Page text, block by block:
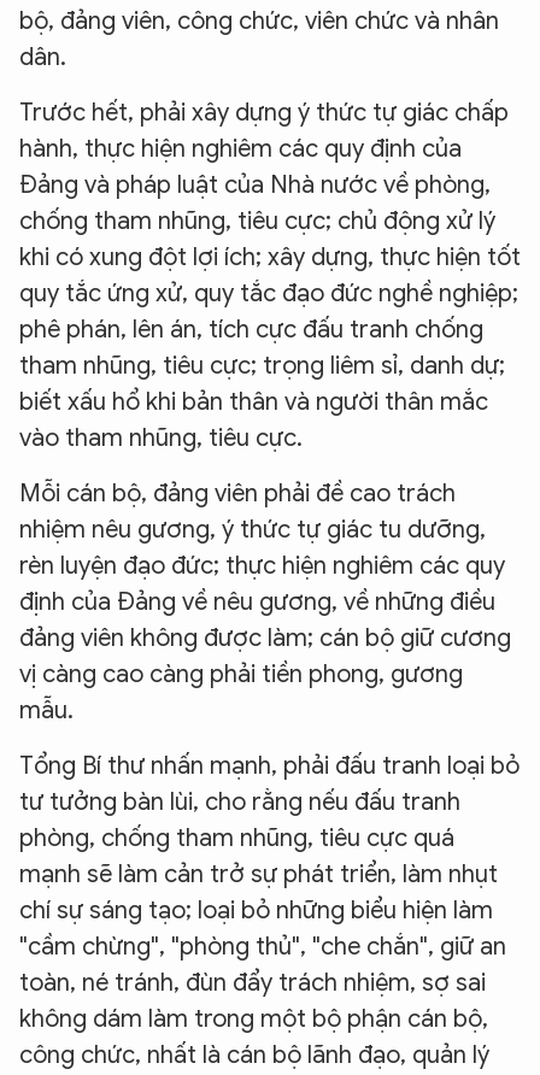
bộ, đảng viên, công chức, viên chức và nhân
dân.
Trước hết, phải xây dựng ý thức tự giác chấp
hành, thực hiện nghiêm các quy định của
Đảng và pháp luật của Nhà nước về phòng,
chống tham nhũng, tiêu cực; chủ động xử lý
khi có xung đột lợi ích; xây dựng, thực hiện tốt
quy tắc ứng xử, quy tắc đạo đức nghề nghiệp;
phê phán, lên án, tích cực đấu tranh chống
tham nhũng, tiêu cực; trọng liêm sỉ, danh dự;
biết xấu hổ khi bản thân và người thân mắc
vào tham nhũng, tiêu cực.
Mỗi cán bộ, đảng viên phải đề cao trách
nhiệm nêu gương, ý thức tự giác tu dưỡng,
rèn luyện đạo đức; thực hiện nghiêm các quy
định của Đảng về nêu gương, về những điều
đảng viên không được làm; cán bộ giữ cương
vị càng cao càng phải tiền phong, gương
mẫu.
Tổng Bí thư nhấn mạnh, phải đấu tranh loại bỏ
tư tưởng bàn lùi, cho rằng nếu đấu tranh
phòng, chống tham nhũng, tiêu cực quá
mạnh sẽ làm cản trở sự phát triển, làm nhụt
chí sự sáng tạo; loại bỏ những biểu hiện làm
"cầm chừng", "phòng thủ", "che chắn", giữ an
toàn, né tránh, đùn đẩy trách nhiệm, sợ sai
không dám làm trong một bộ phận cán bộ,
công chức, nhất là cán bộ lãnh đạo, quản lý